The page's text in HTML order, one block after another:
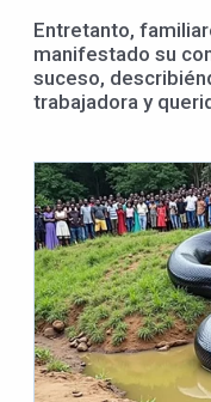
Entretanto,
manifestado su
suceso,
trabajadora y